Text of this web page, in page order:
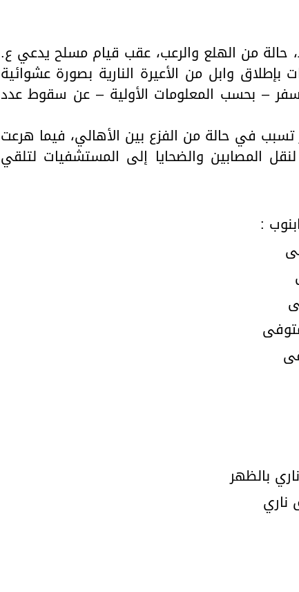
من الهلع والرعب، عقب قيام مسلح يدعي ع.
وابل من الأعيرة النارية بصورة عشوائية
أسفر – بحسب المعلومات الأولية – عن سقوط عدد
في حالة من الفزع بين الأهالي، فيما هرعت
المصابين والضحايا إلى المستشفيات لتلقي
: